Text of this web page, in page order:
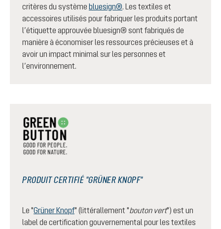
critères du système bluesign®. Les textiles et
accessoires utilisés pour fabriquer les produits portant
l’étiquette approuvée bluesign® sont fabriqués de
manière à économiser les ressources précieuses et à
avoir un impact minimal sur les personnes et
l’environnement.
PRODUIT CERTIFIÉ "GRÜNER KNOPF"
Le "Grüner Knopf" (littérallement "bouton vert") est un
label de certification gouvernemental pour les textiles